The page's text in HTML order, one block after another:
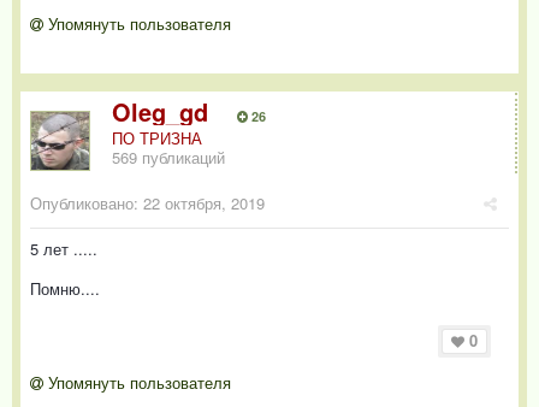
Упомянуть пользователя
Oleg_gd 26
ПО ТРИЗНА
569 публикаций
Опубликовано: 22 октября, 2019
5 лет .....
Помню....
0
Упомянуть пользователя